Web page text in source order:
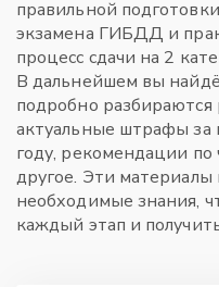
правильной
экзамена ГИБДД и
процесс сдачи на 2
В дальнейшем вы
подробно разбираются
актуальные штрафы
году, рекомендации по
другое. Эти материалы
необходимые знания,
каждый этап и